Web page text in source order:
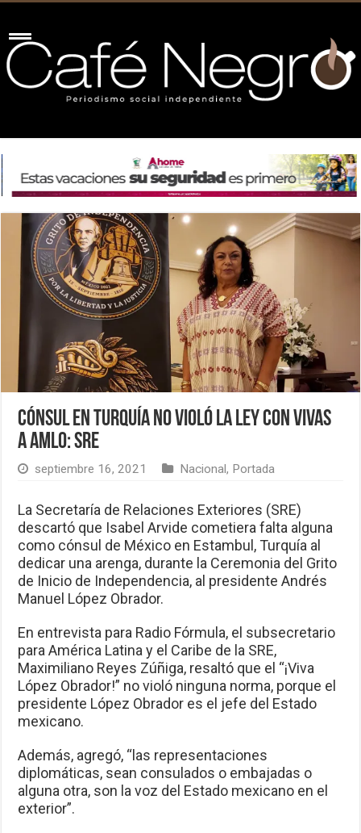
Cónsul en Turquía no violó la ley con vivas
a AMLO: SRE
septiembre 16, 2021 Nacional, Portada
La Secretaría de Relaciones Exteriores (SRE)
descartó que Isabel Arvide cometiera falta alguna
como cónsul de México en Estambul, Turquía al
dedicar una arenga, durante la Ceremonia del Grito
de Inicio de Independencia, al presidente Andrés
Manuel López Obrador.
En entrevista para Radio Fórmula, el subsecretario
para América Latina y el Caribe de la SRE,
Maximiliano Reyes Zúñiga, resaltó que el “¡Viva
López Obrador!” no violó ninguna norma, porque el
presidente López Obrador es el jefe del Estado
mexicano.
Además, agregó, “las representaciones
diplomáticas, sean consulados o embajadas o
alguna otra, son la voz del Estado mexicano en el
exterior”.